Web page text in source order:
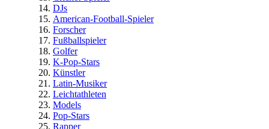
DJs
American-Football-Spieler
Forscher
Fußballspieler
Golfer
K-Pop-Stars
Künstler
Latin-Musiker
Leichtathleten
Models
Pop-Stars
Rapper